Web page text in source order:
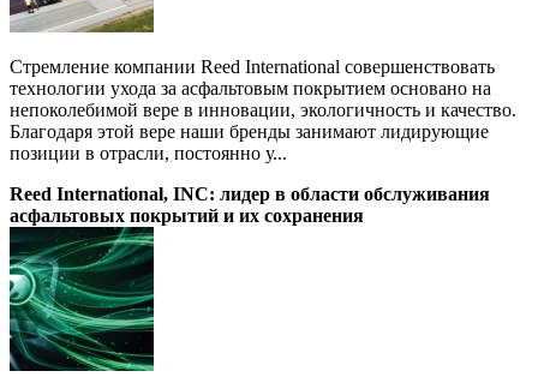
Стремление компании Reed International совершенствовать
технологии ухода за асфальтовым покрытием основано на
непоколебимой вере в инновации, экологичность и качество.
Благодаря этой вере наши бренды занимают лидирующие
позиции в отрасли, постоянно у...
Reed International, INC: лидер в области обслуживания
асфальтовых покрытий и их сохранения